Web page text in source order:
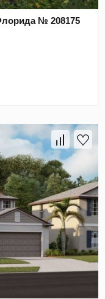
№ 208175